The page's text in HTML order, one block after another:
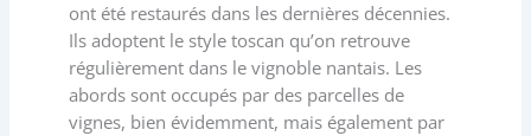
ont été restaurés dans les dernières décennies.
Ils adoptent le style toscan qu’on retrouve
régulièrement dans le vignoble nantais. Les
abords sont occupés par des parcelles de
vignes, bien évidemment, mais également par